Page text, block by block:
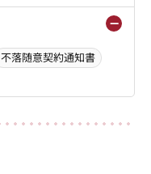
不落随意契約通知書